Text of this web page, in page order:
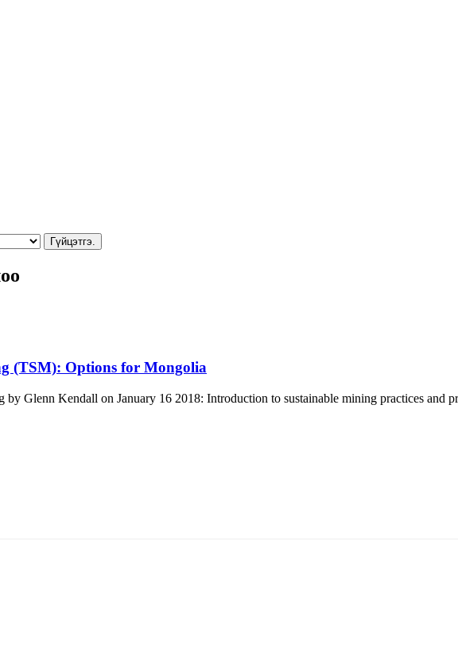
Гүйцэтгэ.
(TSM): Options for Mongolia
Glenn Kendall on January 16 2018: Introduction to sustainable mining practices and